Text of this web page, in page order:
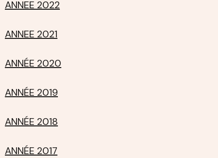
ANNEE 2022
ANNEE 2021
ANNÉE 2020
ANNÉE 2019
ANNÉE 2018
ANNÉE 2017